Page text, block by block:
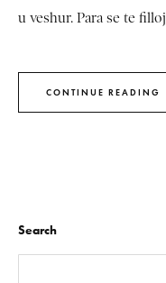
u veshur. Para se te
CONTINUE READING
Search